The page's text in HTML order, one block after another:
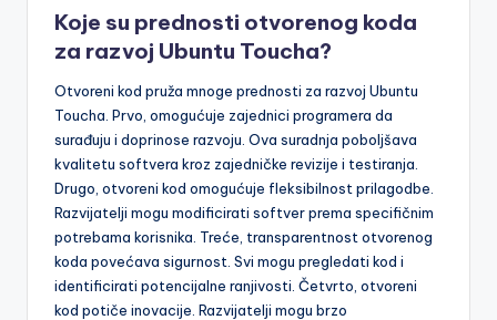
Koje su prednosti otvorenog koda
za razvoj Ubuntu Toucha?
Otvoreni kod pruža mnoge prednosti za razvoj Ubuntu
Toucha. Prvo, omogućuje zajednici programera da
surađuju i doprinose razvoju. Ova suradnja poboljšava
kvalitetu softvera kroz zajedničke revizije i testiranja.
Drugo, otvoreni kod omogućuje fleksibilnost prilagodbe.
Razvijatelji mogu modificirati softver prema specifičnim
potrebama korisnika. Treće, transparentnost otvorenog
koda povećava sigurnost. Svi mogu pregledati kod i
identificirati potencijalne ranjivosti. Četvrto, otvoreni
kod potiče inovacije. Razvijatelji mogu brzo